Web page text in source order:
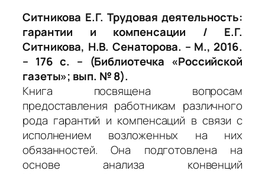
Ситникова Е.Г. Трудовая деятельность:
гарантии и компенсации / Е.Г.
Ситникова, Н.В. Сенаторова. – М., 2016.
– 176 с. – (Библиотечка «Российской
газеты»; вып. № 8).
Книга посвящена вопросам
предоставления работникам различного
рода гарантий и компенсаций в связи с
исполнением возложенных на них
обязанностей. Она подготовлена на
основе анализа конвенций